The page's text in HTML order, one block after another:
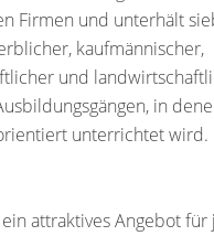
Firmen und unterhält
kaufmännischer,
und
in
unterrichtet wird.
attraktives Angebot